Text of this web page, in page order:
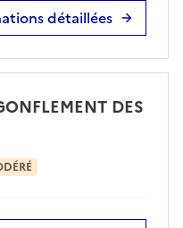
détaillées
DES